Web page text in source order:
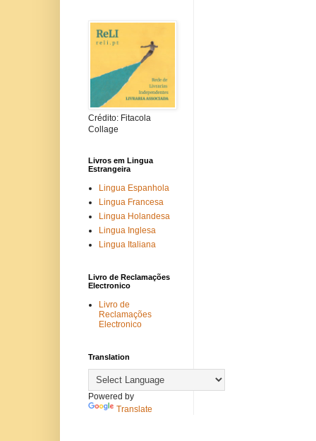
Crédito: Fitacola
Collage
Livros em Lingua
Estrangeira
Lingua Espanhola
Lingua Francesa
Lingua Holandesa
Lingua Inglesa
Lingua Italiana
Livro de Reclamações
Electronico
Livro de
Reclamações
Electronico
Translation
Powered by
Translate